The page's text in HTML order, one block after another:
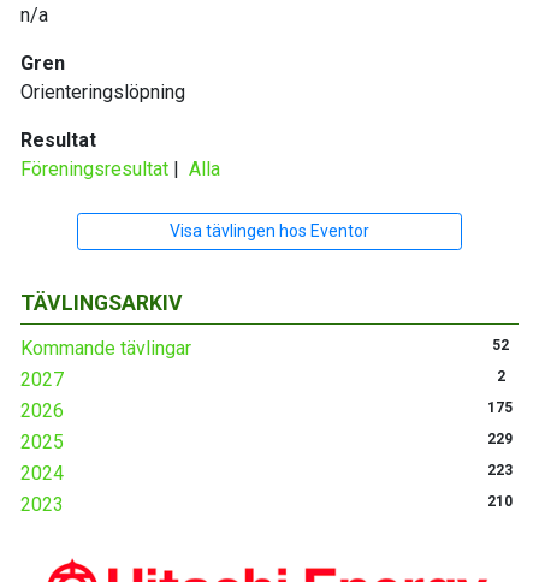
TÄVLINGSARKIV
Kommande tävlingar 52
2027 2
2026 175
2025 229
2024 223
2023 210
n/a
Gren
Orienteringslöpning
Resultat
Föreningsresultat | Alla
Visa tävlingen hos Eventor